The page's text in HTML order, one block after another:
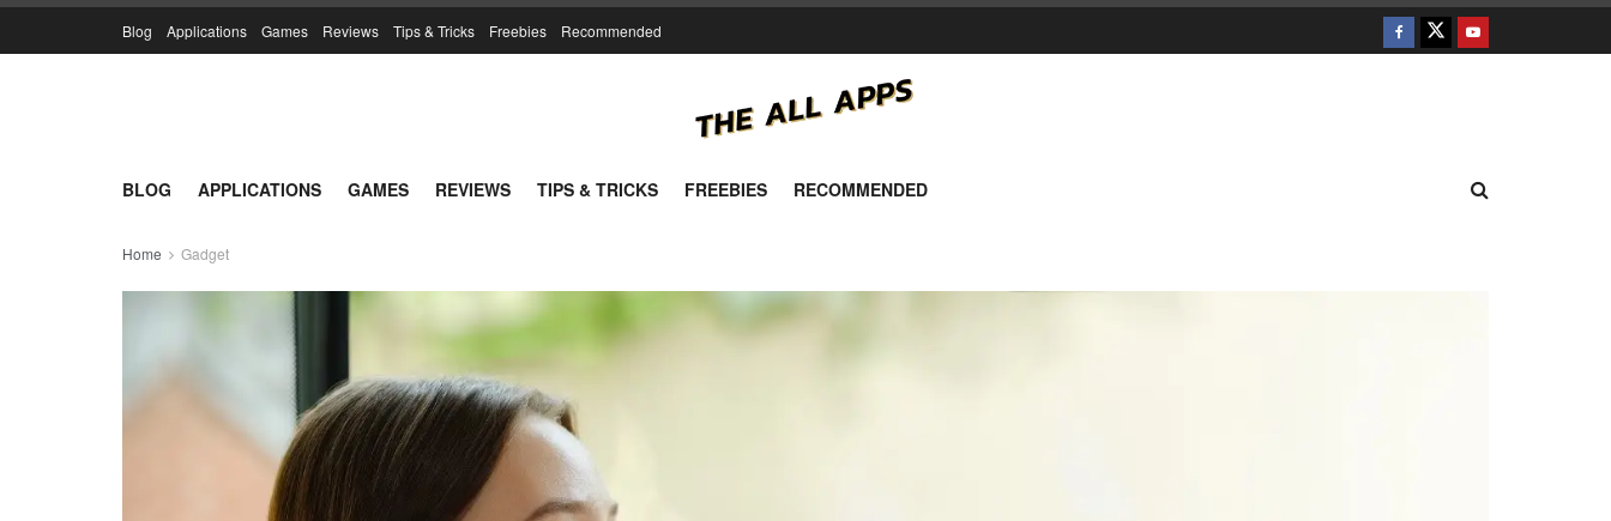
Blog Applications Games Reviews Tips & Tricks Freebies Recommended
BLOG APPLICATIONS GAMES REVIEWS TIPS & TRICKS FREEBIES RECOMMENDED
Home Gadget